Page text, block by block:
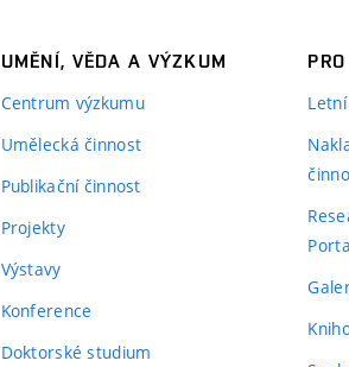
UMĚNÍ, VĚDA A VÝZKUM
Centrum výzkumu
Umělecká činnost
Publikační činnost
Projekty
Výstavy
Konference
Doktorské studium